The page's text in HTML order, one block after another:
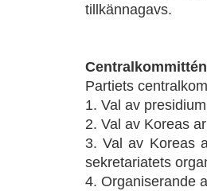
tillkännagavs.
Partiets
1. Val av
2. Val av Koreas
3. Val av Koreas
sekretariatets
4. Organiserande